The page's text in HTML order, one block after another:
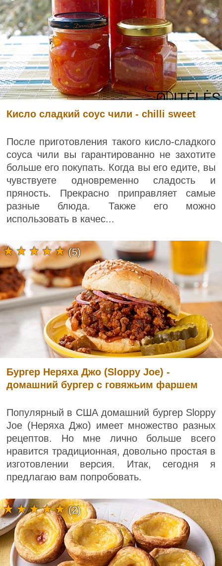
Кисло сладкий соус чили - chilli sweet
После приготовления такого кисло-сладкого
соуса чили вы гарантированно не захотите
больше его покупать. Когда вы его едите, вы
чувствуете одновременно сладость и
пряность. Прекрасно приправляет самые
разные блюда. Также его можно
использовать в качес...
Бургер Неряха Джо (Sloppy Joe) -
домашний бургер с говяжьим фаршем
Популярный в США домашний бургер Sloppy
Joe (Неряха Джо) имеет множество разных
рецептов. Но мне лично больше всего
нравится традиционная, довольно простая в
изготовлении версия. Итак, сегодня я
предлагаю вам попробовать.
(5)
(2)